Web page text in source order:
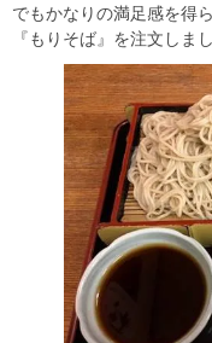
でもかなりの満足感を得
『もりそば』を注文しまし